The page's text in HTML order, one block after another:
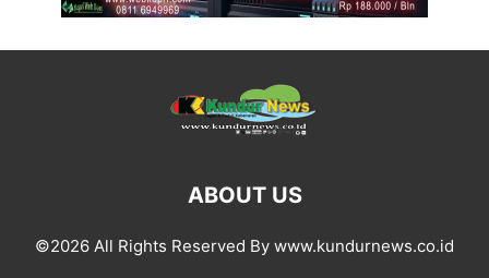
ABOUT US
©2026 All Rights Reserved By www.kundurnews.co.id